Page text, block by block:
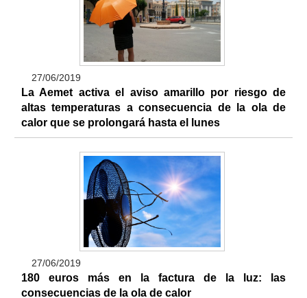
27/06/2019
La Aemet activa el aviso amarillo por riesgo de
altas temperaturas a consecuencia de la ola de
calor que se prolongará hasta el lunes
27/06/2019
180 euros más en la factura de la luz: las
consecuencias de la ola de calor